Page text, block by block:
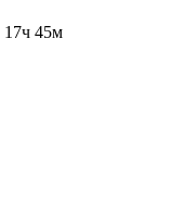
17ч 45м